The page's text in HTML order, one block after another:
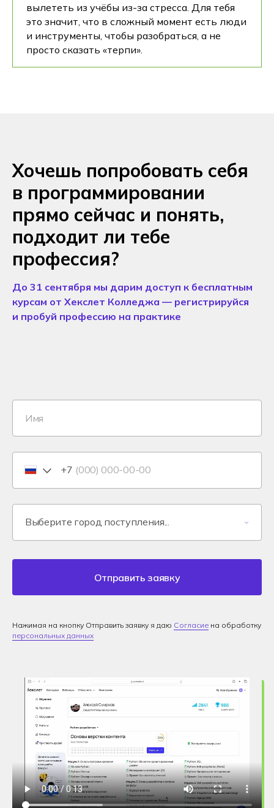
вылететь из учёбы из-за стресса. Для тебя
это значит, что в сложный момент есть люди
и инструменты, чтобы разобраться, а не
просто сказать «терпи».
Хочешь попробовать себя
в программировании
прямо сейчас и понять,
подходит ли тебе
профессия?
До 31 сентября мы дарим доступ к бесплатным
курсам от Хекслет Колледжа — регистрируйся
и пробуй профессию на практике
+7
Отправить заявку
Нажимая на кнопку Отправить заявку я даю Согласие на обработку
персональных данных